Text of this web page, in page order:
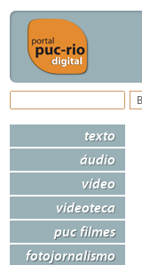
texto
áudio
vídeo
videoteca
puc filmes
fotojornalismo